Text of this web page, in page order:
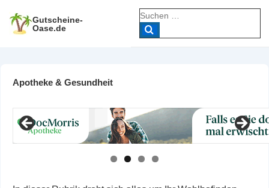
Zum
Inhalt
Gutscheine-
Oase.de
Suche
nach:
Apotheke & Gesundheit